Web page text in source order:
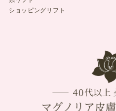
ショッピングリフト